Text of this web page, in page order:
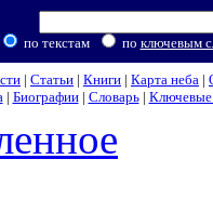
по текстам по ключевым
| Статьи | Книги | Карта неба |
| Биографии| Словарь| Ключевые